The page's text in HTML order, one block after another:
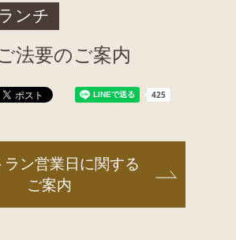
ランチ
法要のご案内
ラン営業日に関する
ご案内